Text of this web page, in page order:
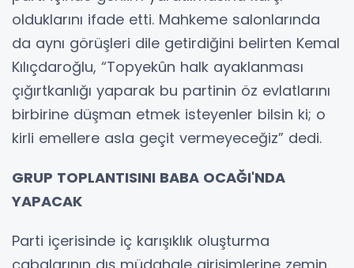
olduklarını ifade etti. Mahkeme salonlarında
da aynı görüşleri dile getirdiğini belirten Kemal
Kılıçdaroğlu, “Topyekûn halk ayaklanması
çığırtkanlığı yaparak bu partinin öz evlatlarını
birbirine düşman etmek isteyenler bilsin ki; o
kirli emellere asla geçit vermeyeceğiz” dedi.
GRUP TOPLANTISINI BABA OCAĞI'NDA
YAPACAK
Parti içerisinde iç karışıklık oluşturma